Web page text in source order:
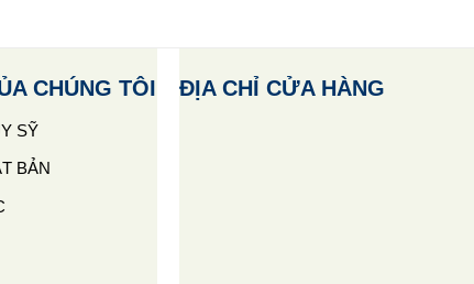
CHÚNG TÔI
SỸ
BẢN
ĐỊA CHỈ CỬA HÀNG